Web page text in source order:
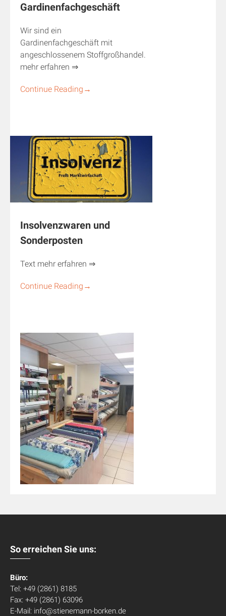
Gardinenfachgeschäft
Wir sind ein
Gardinenfachgeschäft mit
angeschlossenem Stoffgroßhandel.
mehr erfahren ⇒
Continue Reading →
Insolvenzwaren und
Sonderposten
Text mehr erfahren ⇒
Continue Reading →
So erreichen Sie uns:
Büro:
Tel: +49 (2861) 8185
Fax: +49 (2861) 63096
E-Mail: info@stienemann-borken.de